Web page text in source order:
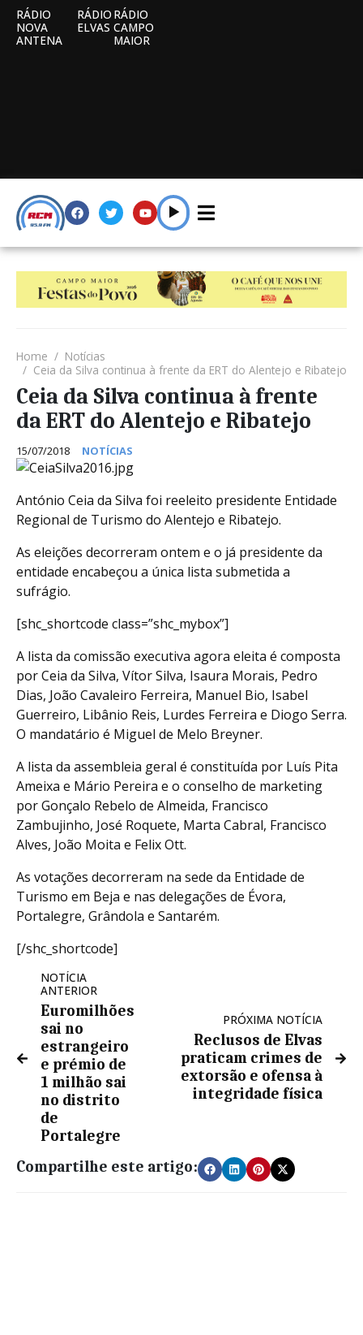
RÁDIO
NOVA
ANTENA
RÁDIO
ELVAS
RÁDIO
CAMPO
MAIOR
Home
Notícias
Ceia da Silva continua à frente da ERT do Alentejo e Ribatejo
Ceia da Silva continua à frente
da ERT do Alentejo e Ribatejo
15/07/2018 NOTÍCIAS
António Ceia da Silva foi reeleito presidente Entidade
Regional de Turismo do Alentejo e Ribatejo.
As eleições decorreram ontem e o já presidente da
entidade encabeçou a única lista submetida a
sufrágio.
[shc_shortcode class=”shc_mybox”]
A lista da comissão executiva agora eleita é composta
por Ceia da Silva, Vítor Silva, Isaura Morais, Pedro
Dias, João Cavaleiro Ferreira, Manuel Bio, Isabel
Guerreiro, Libânio Reis, Lurdes Ferreira e Diogo Serra.
O mandatário é Miguel de Melo Breyner.
A lista da assembleia geral é constituída por Luís Pita
Ameixa e Mário Pereira e o conselho de marketing
por Gonçalo Rebelo de Almeida, Francisco
Zambujinho, José Roquete, Marta Cabral, Francisco
Alves, João Moita e Felix Ott.
As votações decorreram na sede da Entidade de
Turismo em Beja e nas delegações de Évora,
Portalegre, Grândola e Santarém.
[/shc_shortcode]
NOTÍCIA
ANTERIOR
Euromilhões
sai no
estrangeiro
e prémio de
1 milhão sai
no distrito
de
Portalegre
PRÓXIMA NOTÍCIA
Reclusos de Elvas
praticam crimes de
extorsão e ofensa à
integridade física
Compartilhe este artigo: